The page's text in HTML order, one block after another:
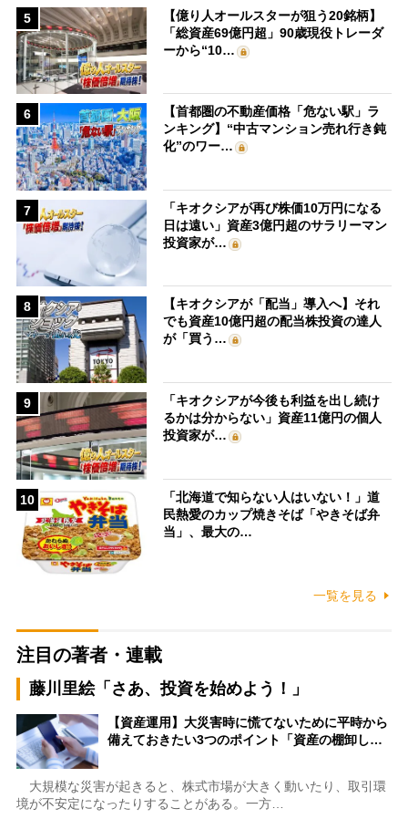
5
【億り人オールスターが狙う20銘柄】
「総資産69億円超」90歳現役トレーダ
ーから“10…
6
【首都圏の不動産価格「危ない駅」ラ
ンキング】“中古マンション売れ行き鈍
化”のワー…
7
「キオクシアが再び株価10万円になる
日は遠い」資産3億円超のサラリーマン
投資家が…
8
【キオクシアが「配当」導入へ】それ
でも資産10億円超の配当株投資の達人
が「買う…
9
「キオクシアが今後も利益を出し続け
るかは分からない」資産11億円の個人
投資家が…
10
「北海道で知らない人はいない！」道
民熱愛のカップ焼きそば「やきそば弁
当」、最大の…
一覧を見る
注目の著者・連載
藤川里絵「さあ、投資を始めよう！」
【資産運用】大災害時に慌てないために平時から
備えておきたい3つのポイント「資産の棚卸し…
大規模な災害が起きると、株式市場が大きく動いたり、取引環
境が不安定になったりすることがある。一方…